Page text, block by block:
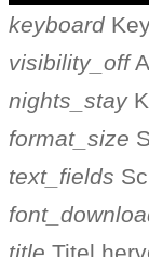
keyboard
visibility_off
nights_stay
format_size
text_fields